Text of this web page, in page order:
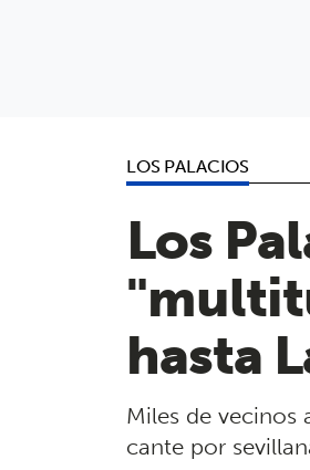
LOS PALACIOS
Los
hasta
Miles de vecinos
cante por